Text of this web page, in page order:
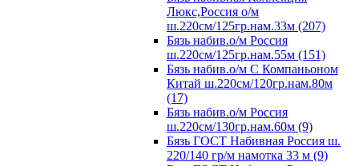
Люкс,Россия о/м
ш.220см/125гр.нам.33м (207)
Бязь набив.о/м Россия
ш.220см/125гр.нам.55м (151)
Бязь набив.о/м С Компаньоном
Китай ш.220см/120гр.нам.80м
(17)
Бязь набив.о/м Россия
ш.220см/130гр.нам.60м (9)
Бязь ГОСТ Набивная Россия ш.
220/140 гр/м намотка 33 м (9)